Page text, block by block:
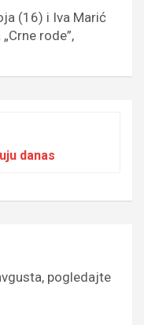
(16) i Iva Marić
rode”,
danas
pogledajte